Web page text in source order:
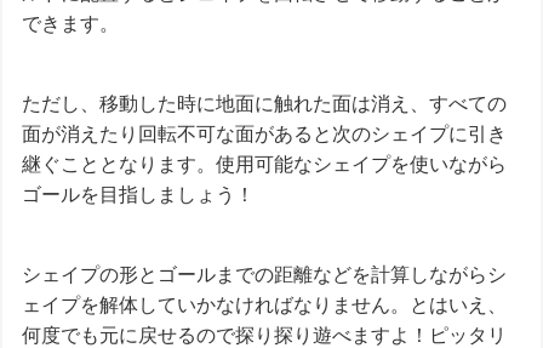
できます。
ただし、移動した時に地面に触れた面は消え、すべての
面が消えたり回転不可な面があると次のシェイプに引き
継ぐこととなります。使用可能なシェイプを使いながら
ゴールを目指しましょう！
シェイプの形とゴールまでの距離などを計算しながらシ
ェイプを解体していかなければなりません。とはいえ、
何度でも元に戻せるので探り探り遊べますよ！ピッタリ